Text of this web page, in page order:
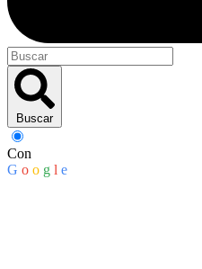
Buscar
Con
G o o g l e